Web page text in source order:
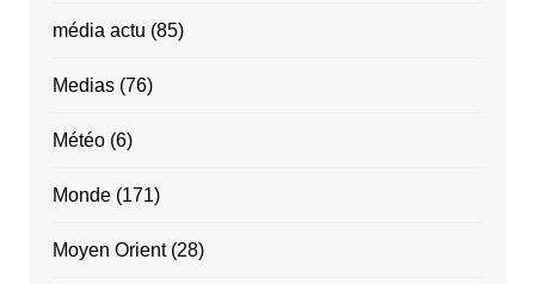
média actu (85)
Medias(76)
Météo(6)
Monde(171)
Moyen Orient(28)